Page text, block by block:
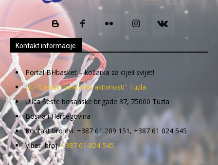
Kontakt informacije
Portal BHbasket – košarka za cijeli svijet!
UG “Centar kreativnih aktivnosti” Tuzla
Ulica Šeste bosanske brigade 37, 75000 Tuzla
Bosna i Hercegovina
Kontakt brojevi: +387 61 289 151, +387 61 024 545
Viber broj:+387 61 024 545